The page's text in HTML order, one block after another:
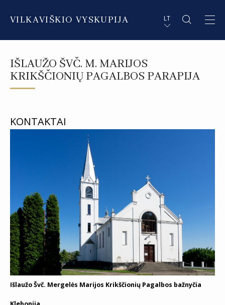
VILKAVIŠKIO VYSKUPIJA LT
DVASININKAI EN SUMMARY
IŠLAUŽO ŠVČ. M. MARIJOS
KRIKŠČIONIŲ PAGALBOS PARAPIJA
KONTAKTAI
Išlaužo Švč. Mergelės Marijos Krikščionių Pagalbos bažnyčia